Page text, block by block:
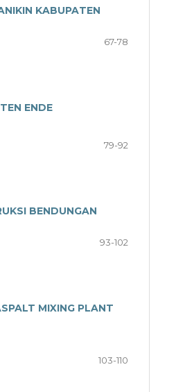
KABUPATEN
67-78
ENDE
79-92
BENDUNGAN
93-102
MIXING PLANT
103-110